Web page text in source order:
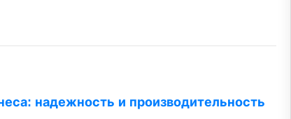
надежность и производительность